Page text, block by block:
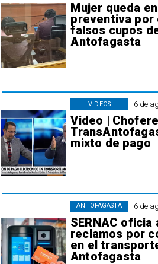
Mujer queda
preventiva por
falsos cupos
Antofagasta
6 de
Video |
mixto de pago
VIDEOS
6 de
SERNAC oficia
reclamos por
en el
Antofagasta
ANTOFAGASTA